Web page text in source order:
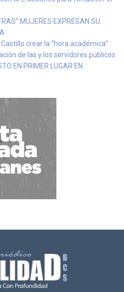
MUJERES EXPRESAN SU
crear la “hora académica”
de las y los servidores públicos
EN PRIMER LUGAR EN